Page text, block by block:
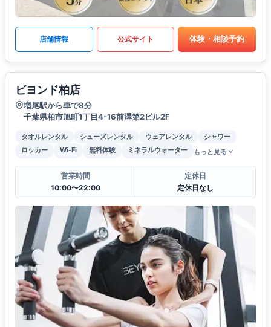
店舗情報 公式サイト 体験・相談予約
ビヨンド柏店
増尾駅から車で8分
千葉県柏市旭町1丁目4-16前澤第2ビル2F
タオルレンタル シューズレンタル ウェアレンタル
シャワー
ロッカー
Wi-Fi 無料体験 ミネラルウォーター もっと見る
営業時間
10:00〜22:00
定休日
定休日なし